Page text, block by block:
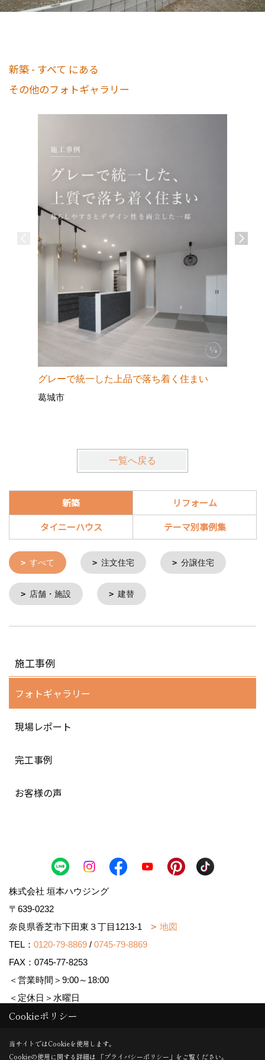
新築 - すべて にある
その他のフォトギャラリー
グレーで統一した上品で落ち着く住まい
葛城市
一覧へ戻る
新築
リフォーム
タイニーハウス
テーマ別事例集
すべて 注文住宅 分譲住宅
店舗・施設 建替
施工事例
フォトギャラリー
現場レポート
完工事例
お客様の声
株式会社 垣本ハウジング
〒639-0232
奈良県香芝市下田東３丁目1213-1
地図
TEL： 0120-79-8869 / 0745-79-8869
FAX：0745-77-8253
＜営業時間＞9:00～18:00
＜定休日＞水曜日
Copyright (c) MAJISUMA. All Rights Reserved.
Produced byゴデスクリエイト
Cookieポリシー
当サイトではCookieを使用します。
Cookieの使用に関する詳細は 「プライバシーポリシー 」をご覧ください。